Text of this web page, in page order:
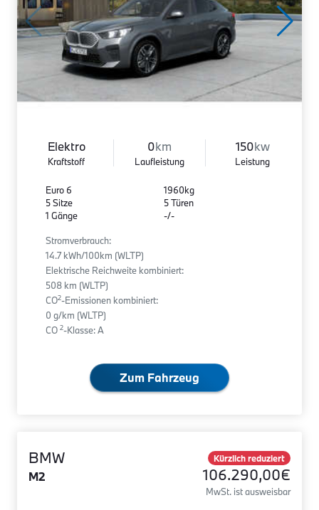
Elektro
Kraftstoff
0km
Laufleistung
150kw
Leistung
Euro 6
5 Sitze
1 Gänge
1960kg
5 Türen
-/-
Stromverbrauch:
14.7 kWh/100km (WLTP)
Elektrische Reichweite kombiniert:
508 km (WLTP)
CO2-Emissionen kombiniert:
0 g/km (WLTP)
CO 2-Klasse: A
Zum Fahrzeug
BMW
M2
Kürzlich reduziert
106.290,00€
MwSt. ist ausweisbar